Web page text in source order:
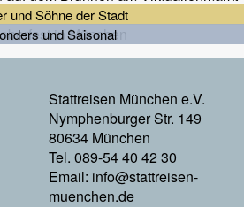
und Söhne der Stadt
und Saisonal
Stattreisen München e.V.
Nymphenburger Str. 149
80634 München
Tel. 089-54 40 42 30
Email: info@stattreisen-
muenchen.de